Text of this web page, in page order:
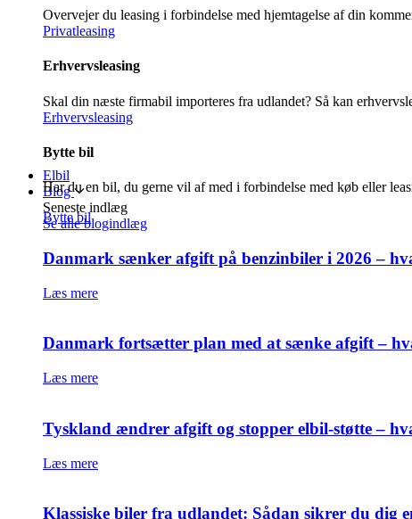
Overvejer du leasing i forbindelse med hjemtagelse af din
Privatleasing
Erhvervsleasing
Skal din næste firmabil importeres fra udlandet? Så kan
Erhvervsleasing
Bytte bil
Har du en bil, du gerne vil af med i forbindelse med køb eller
Bytte bil
Elbil
Blog
Seneste indlæg
Se alle blogindlæg
Danmark sænker afgift på benzinbiler i 2026 –
Læs mere
Danmark fortsætter plan med at sænke afgift –
Læs mere
Tyskland ændrer afgift og stopper elbil-støtte –
Læs mere
Klassiske biler fra udlandet: Sådan sikrer du dig